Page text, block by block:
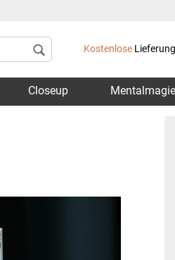
Lieferland
Kostenlose
Closeup Mentalmagie